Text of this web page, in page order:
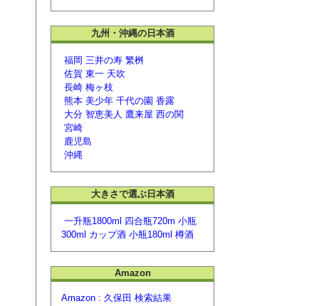
九州・沖縄の日本酒
福岡 三井の寿 繁桝
佐賀 東一 天吹
長崎 梅ヶ枝
熊本 美少年 千代の園 香露
大分 智恵美人 鷹来屋 西の関
宮崎
鹿児島
沖縄
大きさで選ぶ日本酒
一升瓶1800ml 四合瓶720m 小瓶
300ml カップ酒 小瓶180ml 樽酒
Amazon
Amazon : 久保田 検索結果